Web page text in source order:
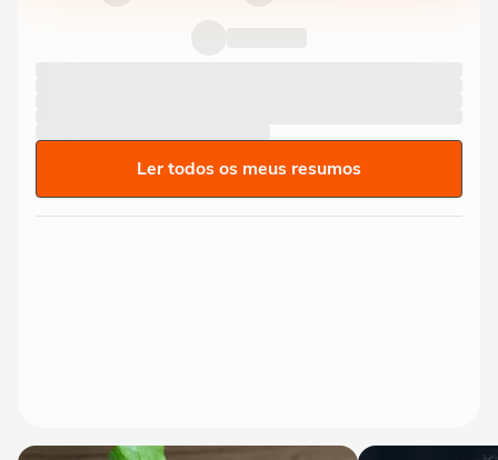
Ler todos os meus resumos